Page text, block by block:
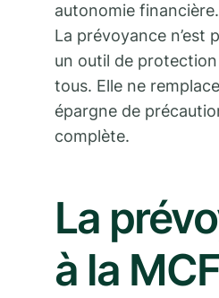
autonomie financière.
La prévoyance n’est
un outil de protection
tous. Elle ne
épargne de
complète.
La
à la MCF